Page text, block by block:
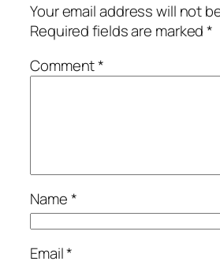
Your email address will not
Required fields are marked*
Comment*
Name*
Email*